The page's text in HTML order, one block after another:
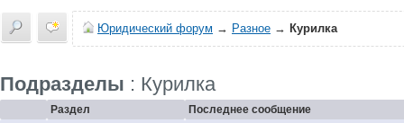
Юридический форум → Разное → Курилка
Подразделы : Курилка
Раздел Последнее сообщение